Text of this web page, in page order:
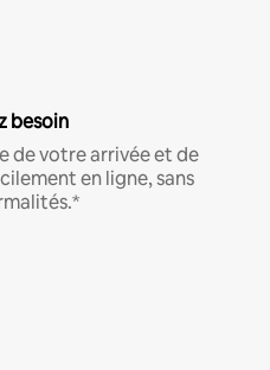
besoin
de votre arrivée et de
en ligne, sans